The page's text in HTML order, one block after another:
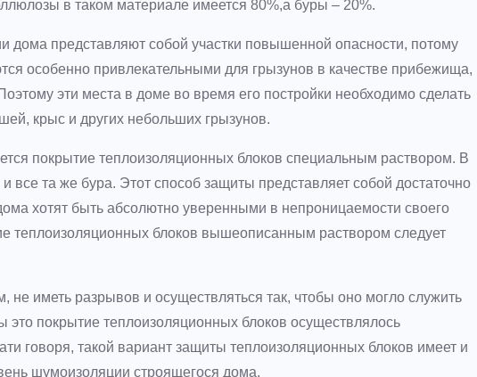
в таком материале имеется 80%,а буры – 20%.
дома представляют собой участки повышенной опасности, потому
особенно привлекательными для грызунов в качестве прибежища,
эти места в доме во время его постройки необходимо сделать
крыс и других небольших грызунов.
покрытие теплоизоляционных блоков специальным раствором. В
все та же бура. Этот способ защиты представляет собой достаточно
хотят быть абсолютно уверенными в непроницаемости своего
теплоизоляционных блоков вышеописанным раствором следует
иметь разрывов и осуществляться так, чтобы оно могло служить
это покрытие теплоизоляционных блоков осуществлялось
говоря, такой вариант защиты теплоизоляционных блоков имеет и
шумоизоляции строящегося дома.